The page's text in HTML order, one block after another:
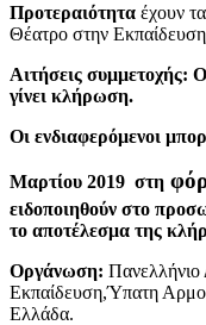
Προτεραιότητα έχουν
Θέατρο στην Εκπαίδευση
Αιτήσεις συμμετοχής:
γίνει κλήρωση.
Οι ενδιαφερόμενοι
Μαρτίου 2019 στη
ειδοποιηθούν στο
το αποτέλεσμα της
Οργάνωση: Πανελλήνιο
Εκπαίδευση,Ύπατη
Ελλάδα.